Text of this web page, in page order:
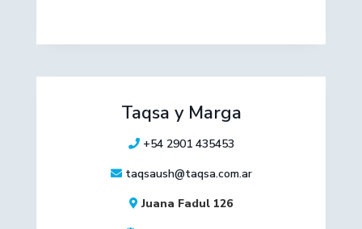
Taqsa y Marga
+54 2901 435453
taqsaush@taqsa.com.ar
Juana Fadul 126